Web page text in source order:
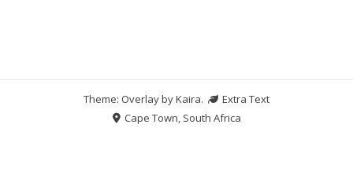
Theme: Overlay byKaira.
Extra Text
Cape Town, South Africa